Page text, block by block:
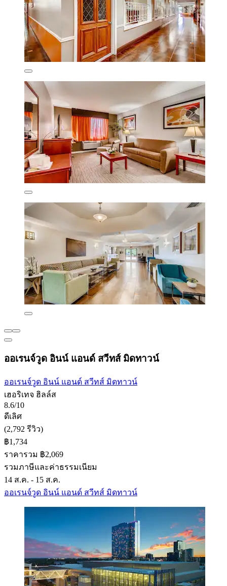
ออเรนจ์วูด อินน์ แอนด์ สวีทส์ มิดทาวน์
ออเรนจ์วูด อินน์ แอนด์ สวีทส์ มิดทาวน์
เฮอริเทจ ฮิลล์ส
8.6/10
ดีเลิศ
(2,792 รีวิว)
฿1,734
ราคารวม ฿2,069
รวมภาษีและค่าธรรมเนียม
14 ส.ค. - 15 ส.ค.
ออเรนจ์วูด อินน์ แอนด์ สวีทส์ มิดทาวน์